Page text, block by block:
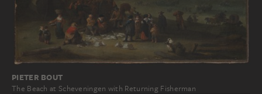
PIETER BOUT
The Beach at Scheveningen with Returning Fisherman